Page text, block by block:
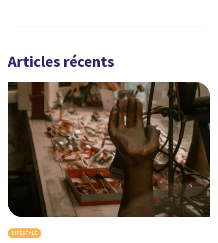
Articles récents
LIFESTYLE